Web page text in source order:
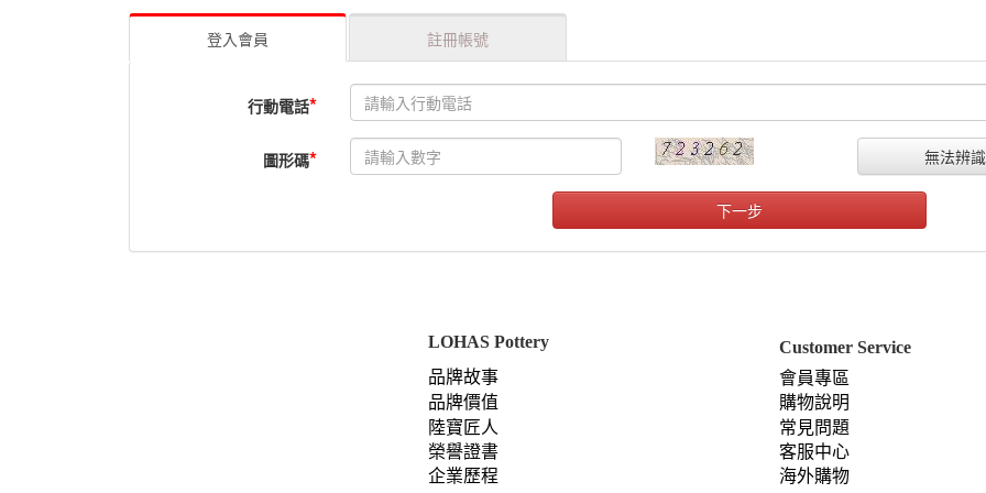
登入會員 註冊帳號
行動電話*
圖形碼*
LOHAS Pottery
Customer Service
品牌故事
會員專區
品牌價值
購物說明
陸寶匠人
常見問題
榮譽證書
客服中心
企業歷程
海外購物